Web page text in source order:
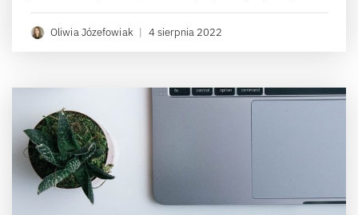
Oliwia Józefowiak | 4 sierpnia 2022